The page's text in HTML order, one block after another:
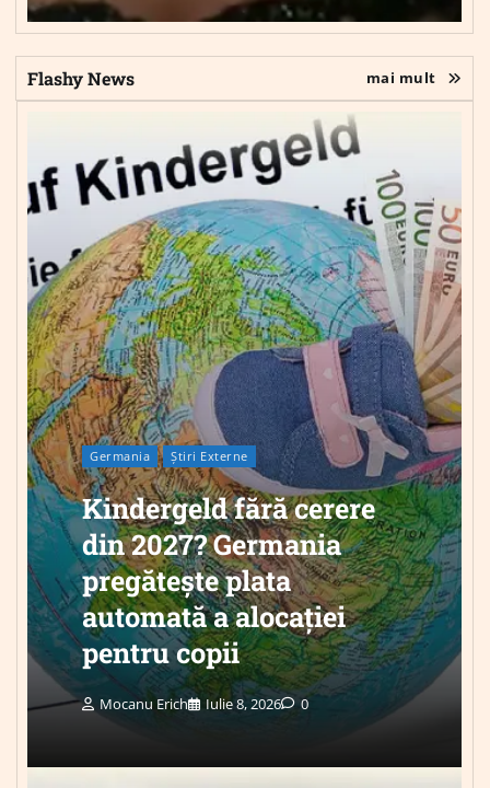
Flashy News mai mult
Germania Știri Externe
Kindergeld fără cerere
din 2027? Germania
pregătește plata
automată a alocației
pentru copii
Mocanu Erich Iulie 8, 2026 0